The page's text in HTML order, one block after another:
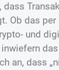
Ob das
und
an, dass